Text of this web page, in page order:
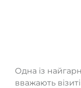
Одна із
вважають